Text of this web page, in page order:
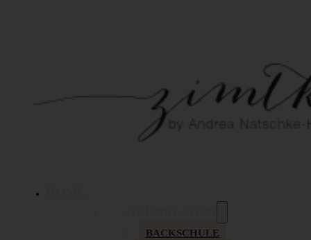
BACKSCHULE